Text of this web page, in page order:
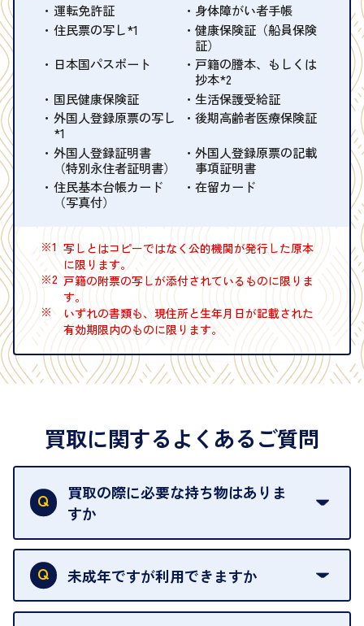
運転免許証
身体障がい者手帳
住民票の写し*1
健康保険証（船員保険
証）
日本国パスポート
戸籍の謄本、もしくは
抄本*2
国民健康保険証
生活保護受給証
外国人登録原票の写し
*1
後期高齢者医療保険証
外国人登録証明書
（特別永住者証明書）
外国人登録原票の記載
事項証明書
住民基本台帳カード
（写真付）
在留カード
※1 写しとはコピーではなく公的機関が発行した原本
に限ります。
※2 戸籍の附票の写しが添付されているものに限りま
す。
※
いずれの書類も、現住所と生年月日が記載された
有効期限内のものに限ります。
買取に関するよくあるご質問
買取の際に必要な持ち物はありま
すか
本人確認書類をご用意ください。ご利用になれる書
類はこちらをご確認ください。
未成年ですが利用できますか
18歳未満の方は、保護者の同意があってもご利用い